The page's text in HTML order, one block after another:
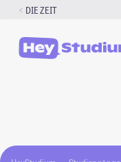
Zum
springen
DIE ZEIT